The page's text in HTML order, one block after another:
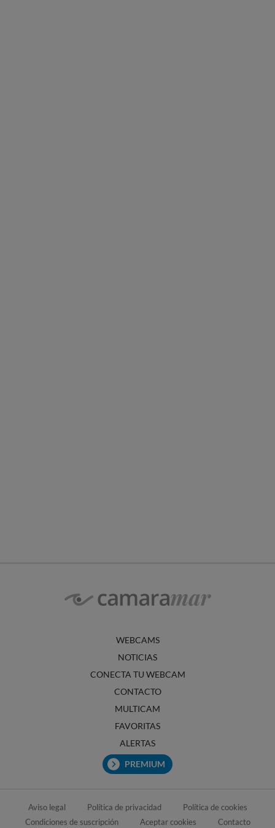
WEBCAMS
NOTICIAS
CONECTA TU WEBCAM
CONTACTO
MULTICAM
FAVORITAS
ALERTAS
PREMIUM
Aviso legal Política de privacidad
Política de cookies
Condiciones de suscripción
Aceptar cookies Contacto